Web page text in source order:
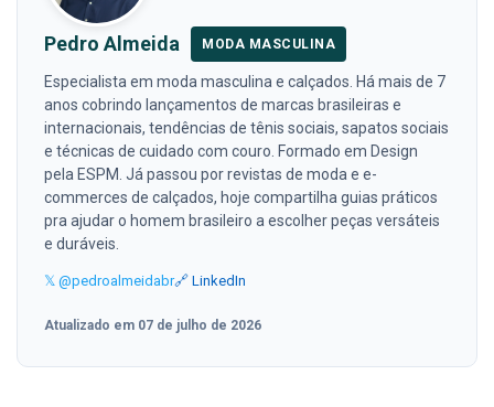
Pedro Almeida MODA MASCULINA
Especialista em moda masculina e calçados. Há mais de 7
anos cobrindo lançamentos de marcas brasileiras e
internacionais, tendências de tênis sociais, sapatos sociais
e técnicas de cuidado com couro. Formado em Design
pela ESPM. Já passou por revistas de moda e e-
commerces de calçados, hoje compartilha guias práticos
pra ajudar o homem brasileiro a escolher peças versáteis
e duráveis.
𝕏 @pedroalmeidabr🔗 LinkedIn
Atualizado em 07 de julho de 2026